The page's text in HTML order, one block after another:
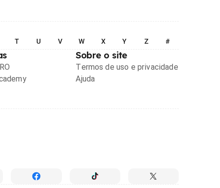
T U V W X Y Z #
Sobre o site
Termos de uso e privacidade
Ajuda